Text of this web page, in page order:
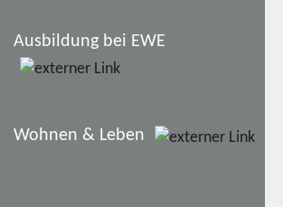
Ausbildung bei EWE
Wohnen & Leben